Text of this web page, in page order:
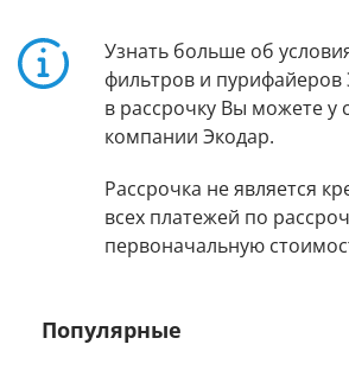
Узнать больше об
фильтров и пурифайеров
в рассрочку Вы можете у
компании Экодар.
Рассрочка не является
всех платежей по
первоначальную
Популярные